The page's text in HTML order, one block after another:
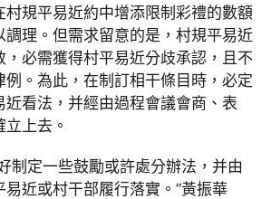
村規平易近約中增添限制彩禮的數額
調理。但需求留意的是，村規平易近
，必需獲得村平易近分歧承認，且不
例。為此，在制訂相干條目時，必定
近看法，并經由過程會議會商、表
上去。
制定一些鼓勵或許處分辦法，并由
近或村干部履行落實。”黃振華